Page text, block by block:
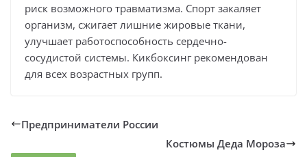
риск возможного травматизма. Спорт закаляет
организм, сжигает лишние жировые ткани,
улучшает работоспособность сердечно-
сосудистой системы. Кикбоксинг рекомендован
для всех возрастных групп.
Предприниматели России
Костюмы Деда Мороза